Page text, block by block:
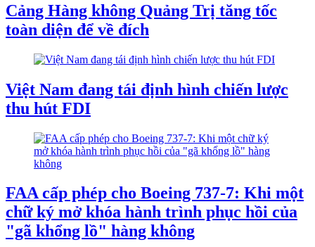
Cảng Hàng không Quảng Trị tăng tốc
toàn diện để về đích
Việt Nam đang tái định hình chiến lược
thu hút FDI
FAA cấp phép cho Boeing 737-7: Khi một
chữ ký mở khóa hành trình phục hồi của
"gã khổng lồ" hàng không